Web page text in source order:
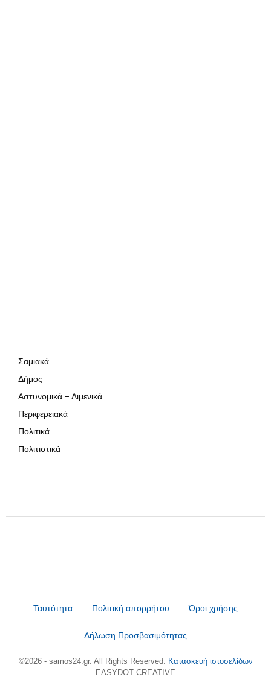
Σαμιακά
Δήμος
Αστυνομικά – Λιμενικά
Περιφερειακά
Πολιτικά
Πολιτιστικά
Ταυτότητα Πολιτική απορρήτου Όροι χρήσης
Δήλωση Προσβασιμότητας
©2026 - samos24.gr. All Rights Reserved. Κατασκευή ιστοσελίδων
EASYDOT CREATIVE